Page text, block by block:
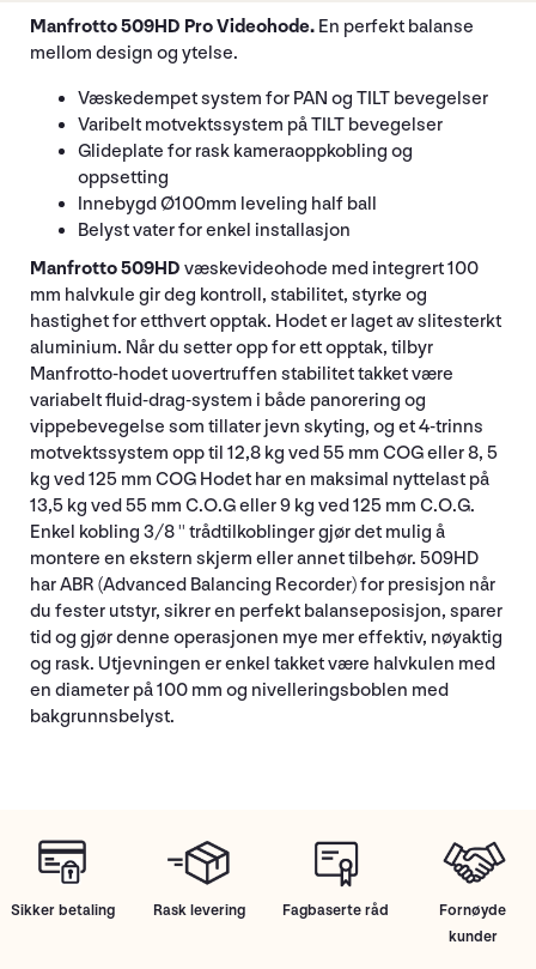
Manfrotto 509HD Pro Videohode. En perfekt balanse
mellom design og ytelse.
Væskedempet system for PAN og TILT bevegelser
Varibelt motvektssystem på TILT bevegelser
Glideplate for rask kameraoppkobling og
oppsetting
Innebygd Ø100mm leveling half ball
Belyst vater for enkel installasjon
Manfrotto 509HD væskevideohode med integrert 100
mm halvkule gir deg kontroll, stabilitet, styrke og
hastighet for etthvert opptak. Hodet er laget av slitesterkt
aluminium. Når du setter opp for ett opptak, tilbyr
Manfrotto-hodet uovertruffen stabilitet takket være
variabelt fluid-drag-system i både panorering og
vippebevegelse som tillater jevn skyting, og et 4-trinns
motvektssystem opp til 12,8 kg ved 55 mm COG eller 8, 5
kg ved 125 mm COG Hodet har en maksimal nyttelast på
13,5 kg ved 55 mm C.O.G eller 9 kg ved 125 mm C.O.G.
Enkel kobling 3/8 '' trådtilkoblinger gjør det mulig å
montere en ekstern skjerm eller annet tilbehør. 509HD
har ABR (Advanced Balancing Recorder) for presisjon når
du fester utstyr, sikrer en perfekt balanseposisjon, sparer
tid og gjør denne operasjonen mye mer effektiv, nøyaktig
og rask. Utjevningen er enkel takket være halvkulen med
en diameter på 100 mm og nivelleringsboblen med
bakgrunnsbelyst.
Sikker betaling Rask levering Fagbaserte råd
Fornøyde
kunder